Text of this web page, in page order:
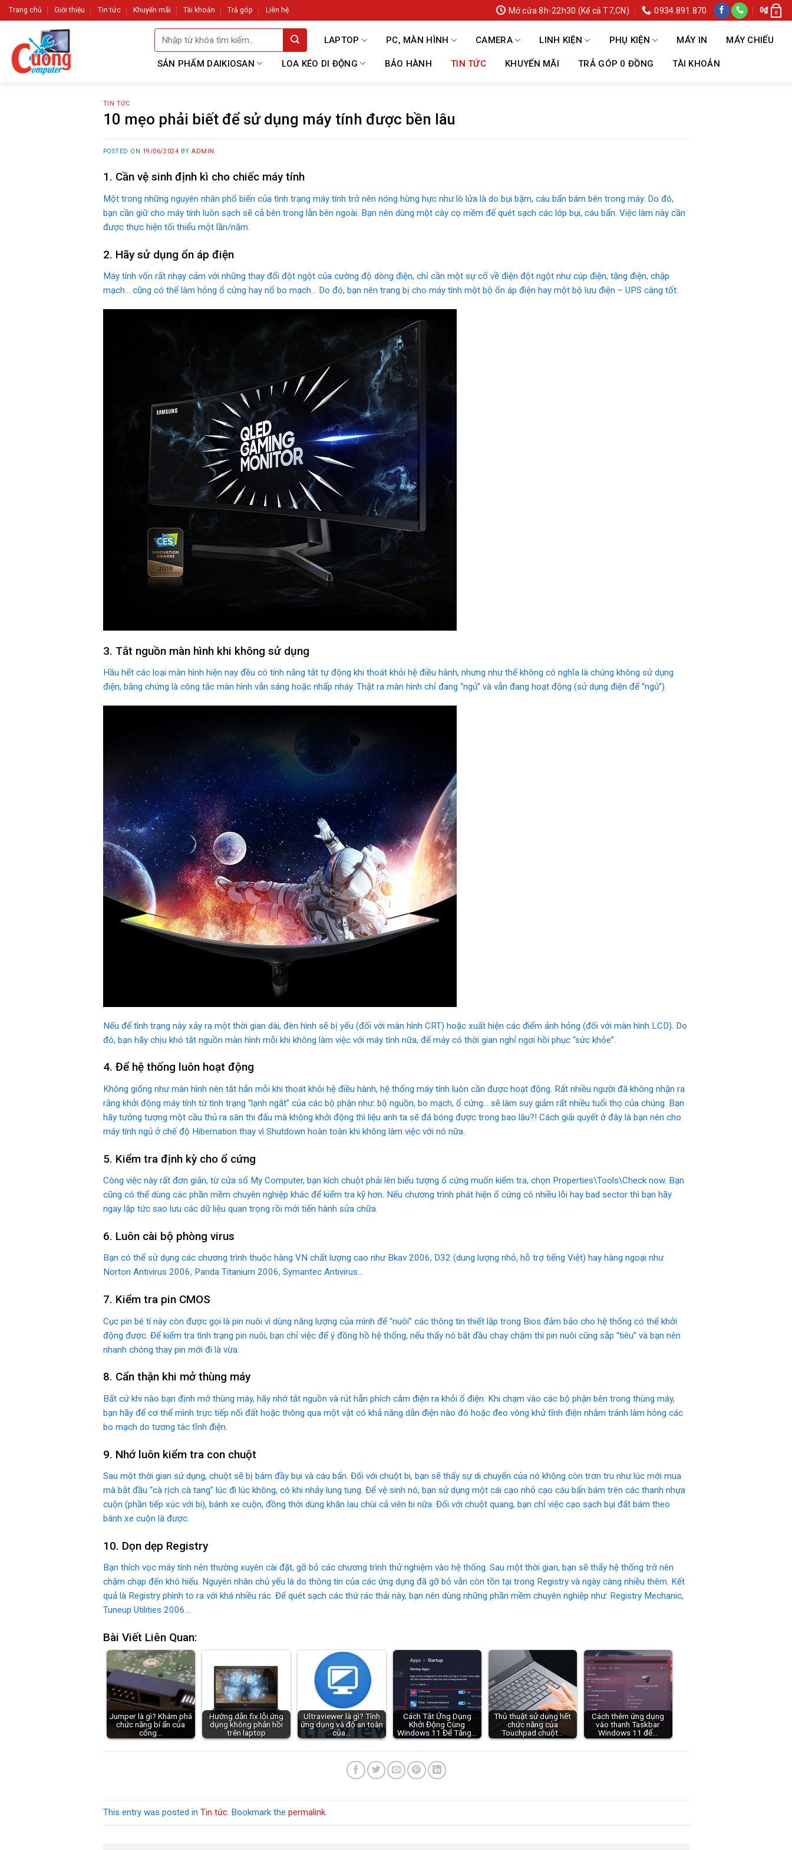
Skip
to
Trang chủ Giới thiệu Tin tức Khuyến mãi Tài khoản Trả góp Liên hệ Mở cửa 8h-22h30 (Kể cả T7,CN) 0934.891.870 0₫ 0
Tìm
kiếm:
LAPTOP PC, MÀN HÌNH CAMERA LINH KIỆN PHỤ KIỆN MÁY IN MÁY CHIẾU
SẢN PHẨM DAIKIOSAN LOA KÉO DI ĐỘNG BẢO HÀNH TIN TỨC KHUYẾN MÃI TRẢ GÓP 0 ĐỒNG TÀI KHOẢN
TIN TỨC
10 mẹo phải biết để sử dụng máy tính được bền lâu
POSTED ON 19/06/2024 BYADMIN
1. Cần vệ sinh định kì cho chiếc máy tính
Một trong những nguyên nhân phổ biến của tình trạng máy tính trở nên nóng hừng hực như lò lửa là do bụi bặm, cáu bẩn bám bên trong máy. Do đó,
bạn cần giữ cho máy tính luôn sạch sẽ cả bên trong lẫn bên ngoài. Bạn nên dùng một cây cọ mềm để quét sạch các lớp bụi, cáu bẩn. Việc làm này cần
được thực hiện tối thiểu một lần/năm.
2. Hãy sử dụng ổn áp điện
Máy tính vốn rất nhạy cảm với những thay đổi đột ngột của cường độ dòng điện, chỉ cần một sự cố về điện đột ngột như cúp điện, tăng điện, chập
mạch… cũng có thể làm hỏng ổ cứng hay nổ bo mạch… Do đó, bạn nên trang bị cho máy tính một bộ ổn áp điện hay một bộ lưu điện – UPS càng tốt.
3. Tắt nguồn màn hình khi không sử dụng
Hầu hết các loại màn hình hiện nay đều có tính năng tắt tự động khi thoát khỏi hệ điều hành, nhưng như thế không có nghĩa là chúng không sử dụng
điện, bằng chứng là công tắc màn hình vẫn sáng hoặc nhấp nháy. Thật ra màn hình chỉ đang “ngủ” và vẫn đang hoạt động (sử dụng điện để “ngủ”).
Nếu để tình trạng này xảy ra một thời gian dài, đèn hình sẽ bị yếu (đối với màn hình CRT) hoặc xuất hiện các điểm ảnh hỏng (đối với màn hình LCD). Do
đó, bạn hãy chịu khó tắt nguồn màn hình mỗi khi không làm việc với máy tính nữa, để máy có thời gian nghỉ ngơi hồi phục “sức khỏe”.
4. Để hệ thống luôn hoạt động
Không giống như màn hình nên tắt hẳn mỗi khi thoát khỏi hệ điều hành, hệ thống máy tính luôn cần được hoạt động. Rất nhiều người đã không nhận ra
rằng khởi động máy tính từ tình trạng “lạnh ngắt” của các bộ phận như: bộ nguồn, bo mạch, ổ cứng… sẽ làm suy giảm rất nhiều tuổi thọ của chúng. Bạn
hãy tưởng tượng một cầu thủ ra sân thi đấu mà không khởi động thì liệu anh ta sẽ đá bóng được trong bao lâu?! Cách giải quyết ở đây là bạn nên cho
máy tính ngủ ở chế độ Hibernation thay vì Shutdown hoàn toàn khi không làm việc với nó nữa.
5. Kiểm tra định kỳ cho ổ cứng
Công việc này rất đơn giản, từ cửa sổ My Computer, bạn kích chuột phải lên biểu tượng ổ cứng muốn kiểm tra, chọn Properties\Tools\Check now. Bạn
cũng có thể dùng các phần mềm chuyên nghiệp khác để kiểm tra kỹ hơn. Nếu chương trình phát hiện ổ cứng có nhiều lỗi hay bad sector thì bạn hãy
ngay lập tức sao lưu các dữ liệu quan trọng rồi mới tiến hành sửa chữa.
6. Luôn cài bộ phòng virus
Bạn có thể sử dụng các chương trình thuộc hàng VN chất lượng cao như Bkav 2006, D32 (dung lượng nhỏ, hỗ trợ tiếng Việt) hay hàng ngoại như
Norton Antivirus 2006, Panda Titanium 2006, Symantec Antivirus…
7. Kiểm tra pin CMOS
Cục pin bé tí này còn được gọi là pin nuôi vì dùng năng lượng của mình để “nuôi” các thông tin thiết lập trong Bios đảm bảo cho hệ thống có thể khởi
động được. Để kiểm tra tình trạng pin nuôi, bạn chỉ việc để ý đồng hồ hệ thống, nếu thấy nó bắt đầu chạy chậm thì pin nuôi cũng sắp “tiêu” và bạn nên
nhanh chóng thay pin mới đi là vừa.
8. Cẩn thận khi mở thùng máy
Bất cứ khi nào bạn định mở thùng máy, hãy nhớ tắt nguồn và rút hẳn phích cắm điện ra khỏi ổ điện. Khi chạm vào các bộ phận bên trong thùng máy,
bạn hãy để cơ thể mình trực tiếp nối đất hoặc thông qua một vật có khả năng dẫn điện nào đó hoặc đeo vòng khử tĩnh điện nhằm tránh làm hỏng các
bo mạch do tương tác tĩnh điện.
9. Nhớ luôn kiểm tra con chuột
Sau một thời gian sử dụng, chuột sẽ bị bám đầy bụi và cáu bẩn. Đối với chuột bi, bạn sẽ thấy sự di chuyển của nó không còn trơn tru như lúc mới mua
mà bắt đầu “cà rịch cà tang” lúc đi lúc không, có khi nhảy lung tung. Để vệ sinh nó, bạn sử dụng một cái cạo nhỏ cạo cáu bẩn bám trên các thanh nhựa
cuộn (phần tiếp xúc với bi), bánh xe cuộn, đồng thời dùng khăn lau chùi cả viên bi nữa. Đối với chuột quang, bạn chỉ việc cạo sạch bụi đất bám theo
bánh xe cuộn là được.
10. Dọn dẹp Registry
Bạn thích vọc máy tính nên thường xuyên cài đặt, gỡ bỏ các chương trình thử nghiệm vào hệ thống. Sau một thời gian, bạn sẽ thấy hệ thống trở nên
chậm chạp đến khó hiểu. Nguyên nhân chủ yếu là do thông tin của các ứng dụng đã gỡ bỏ vẫn còn tồn tại trong Registry và ngày càng nhiều thêm. Kết
quả là Registry phình to ra với khá nhiều rác. Để quét sạch các thứ rác thải này, bạn nên dùng những phần mềm chuyên nghiệp như: Registry Mechanic,
Tuneup Utilities 2006…
Bài Viết Liên Quan:
Jumper là gì? Khám phá
chức năng bí ẩn của
cổng…
Hướng dẫn fix lỗi ứng
dụng không phản hồi
trên laptop
Ultraviewer là gì? Tính
ứng dụng và độ an toàn
của…
Cách Tắt Ứng Dụng
Khởi Động Cùng
Windows 11 Để Tăng…
Thủ thuật sử dụng hết
chức năng của
Touchpad chuột…
Cách thêm ứng dụng
vào thanh Taskbar
Windows 11 để…
This entry was posted in Tin tức. Bookmark the permalink.